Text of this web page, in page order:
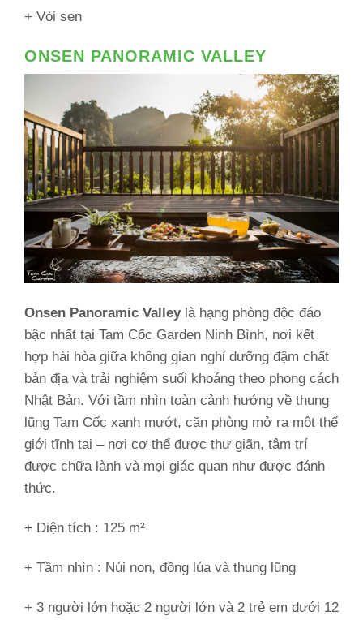
+ Vòi sen
ONSEN PANORAMIC VALLEY
Onsen Panoramic Valleylà hạng phòng độc đáo
bậc nhất tại Tam Cốc Garden Ninh Bình, nơi kết
hợp hài hòa giữa không gian nghỉ dưỡng đậm chất
bản địa và trải nghiệm suối khoáng theo phong cách
Nhật Bản. Với tầm nhìn toàn cảnh hướng về thung
lũng Tam Cốc xanh mướt, căn phòng mở ra một thế
giới tĩnh tại – nơi cơ thể được thư giãn, tâm trí
được chữa lành và mọi giác quan như được đánh
thức.
+ Diện tích : 125 m²
+ Tầm nhìn : Núi non, đồng lúa và thung lũng
+ 3 người lớn hoặc 2 người lớn và 2 trẻ em dưới 12